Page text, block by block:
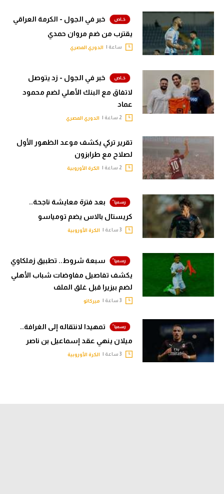
خبر في الجول - الكرمة العراقي
يقترب من ضم مروان حمدي
ساعة | الدوري المصري
خبر في الجول - زد يتوصل
لاتفاق مع البنك الأهلي لضم محمود
عماد
الدوري المصري
تقرير تركي يكشف موعد الظهور الأول
لصلاح مع طرابزون
الكرة الأوروبية
بعد فترة معايشة ناجحة..
كريستال بالاس يضم تومياسو
الكرة الأوروبية
سبعة شروط.. تطبيق زملكاوي
يكشف تفاصيل مفاوضات شباب الأهلي
لضم بيزيرا قبل غلق الملف
ميركاتو
تمهيدا لانتقاله إلى الغرافة..
ميلان ينهي عقد إسماعيل بن ناصر
الكرة الأوروبية